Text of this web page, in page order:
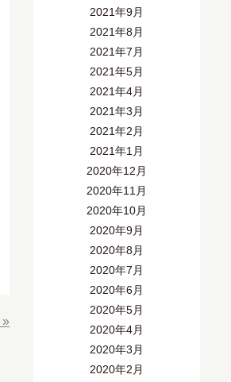
»
2021年9月
2021年8月
2021年7月
2021年5月
2021年4月
2021年3月
2021年2月
2021年1月
2020年12月
2020年11月
2020年10月
2020年9月
2020年8月
2020年7月
2020年6月
2020年5月
2020年4月
2020年3月
2020年2月